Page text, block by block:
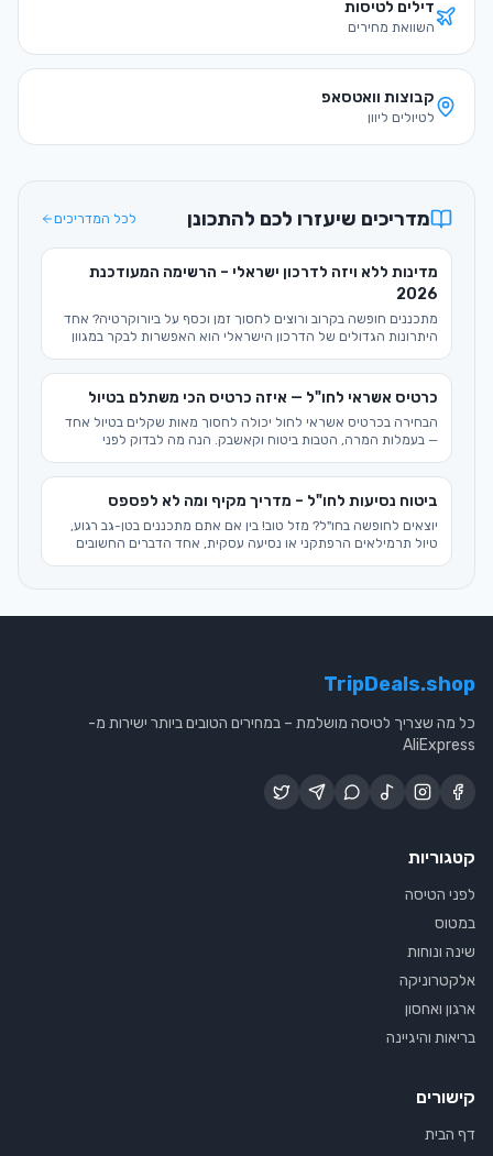
דילים לטיסות
השוואת מחירים
קבוצות וואטסאפ
לטיולים ליוון
מדריכים שיעזרו לכם להתכונן לכל המדריכים
מדינות ללא ויזה לדרכון ישראלי – הרשימה המעודכנת
2026
מתכננים חופשה בקרוב ורוצים לחסוך זמן וכסף על ביורוקרטיה? אחד
היתרונות הגדולים של הדרכון הישראלי הוא האפשרות לבקר במגוון
ומהיר יותר. במדריך המקיף הזה לשנת 2026, נצלול יחד לרשימה
המלאה של היעדים הפתוחים בפנינו, ונספק טיפים חיוניים לטיול
מוצלח.
כרטיס אשראי לחו"ל — איזה כרטיס הכי משתלם בטיול
הבחירה בכרטיס אשראי לחול יכולה לחסוך מאות שקלים בטיול אחד
— בעמלות המרה, הטבות ביטוח וקאשבק. הנה מה לבדוק לפני
ביטוח נסיעות לחו"ל – מדריך מקיף ומה לא לפספס
יוצאים לחופשה בחו"ל? מזל טוב! בין אם אתם מתכננים בטן-גב רגוע,
טיול תרמילאים הרפתקני או נסיעה עסקית, אחד הדברים החשובים
TripDeals.shop
כל מה שצריך לטיסה מושלמת – במחירים הטובים ביותר ישירות מ-
AliExpress
קטגוריות
לפני הטיסה
במטוס
שינה ונוחות
אלקטרוניקה
ארגון ואחסון
בריאות והיגיינה
קישורים
דף הבית